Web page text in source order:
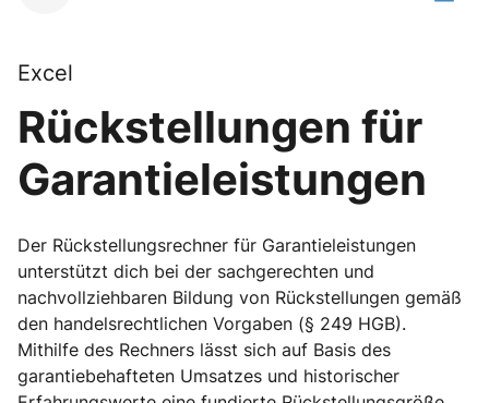
Excel
Rückstellungen für
Garantieleistungen
Der Rückstellungsrechner für Garantieleistungen
unterstützt dich bei der sachgerechten und
nachvollziehbaren Bildung von Rückstellungen gemäß
den handelsrechtlichen Vorgaben (§ 249 HGB).
Mithilfe des Rechners lässt sich auf Basis des
garantiebehafteten Umsatzes und historischer